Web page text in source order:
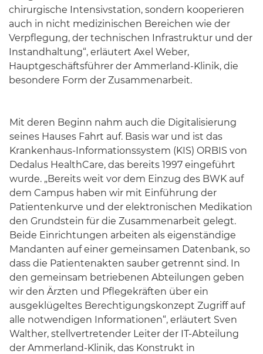
chirurgische Intensivstation, sondern kooperieren
auch in nicht medizinischen Bereichen wie der
Verpflegung, der technischen Infrastruktur und der
Instandhaltung“, erläutert Axel Weber,
Hauptgeschäftsführer der Ammerland-Klinik, die
besondere Form der Zusammenarbeit.
Mit deren Beginn nahm auch die Digitalisierung
seines Hauses Fahrt auf. Basis war und ist das
Krankenhaus-Informationssystem (KIS) ORBIS von
Dedalus HealthCare, das bereits 1997 eingeführt
wurde. „Bereits weit vor dem Einzug des BWK auf
dem Campus haben wir mit Einführung der
Patientenkurve und der elektronischen Medikation
den Grundstein für die Zusammenarbeit gelegt.
Beide Einrichtungen arbeiten als eigenständige
Mandanten auf einer gemeinsamen Datenbank, so
dass die Patientenakten sauber getrennt sind. In
den gemeinsam betriebenen Abteilungen geben
wir den Ärzten und Pflegekräften über ein
ausgeklügeltes Berechtigungskonzept Zugriff auf
alle notwendigen Informationen“, erläutert Sven
Walther, stellvertretender Leiter der IT-Abteilung
der Ammerland-Klinik, das Konstrukt in